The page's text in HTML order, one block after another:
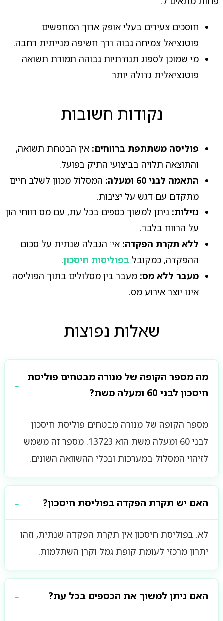
חוסכים צעירים בעלי אופק ארוך המחפשים
פוטנציאל צמיחה גבוה דרך חשיפה מנייתית רחבה.
מי שמוכן לספוג תנודתיות גבוהה תמורת תשואה
פוטנציאלית גדולה יותר.
נקודות חשובות
פוליסה משתתפת ברווחים: אין הבטחת תשואה,
והתוצאה תלויה בביצועי התיק בפועל.
התאמה לבני 60 ומעלה:
המסלול מכוון לשלב חיים
מתקדם עם דגש על יציבות.
נזילות: ניתן למשוך כספים בכל עת, עם מס רווחי הון
על הרווח בלבד.
ללא תקרת הפקדה: אין הגבלה שנתית על סכום
ההפקדה, כמקובל בפוליסות חיסכון.
מעבר ללא מס: מעבר בין מסלולים בתוך הפוליסה
אינו יוצר אירוע מס.
שאלות נפוצות
מה מספר הקופה של מנורה מבטחים פוליסת
חיסכון לבני 60 ומעלה משת?
מספר הקופה של מנורה מבטחים פוליסת חיסכון
לבני 60 ומעלה משת הוא 13723. מספר זה משמש
לזיהוי המסלול במערכות ובכלי ההשוואה השונים.
האם יש תקרת הפקדה בפוליסת חיסכון?
לא. בפוליסת חיסכון אין תקרת הפקדה שנתית, וזהו
יתרון מרכזי לעומת קופת גמל וקרן השתלמות.
האם ניתן למשוך את הכספים בכל עת?